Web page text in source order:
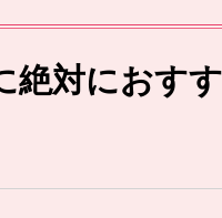
対におすす